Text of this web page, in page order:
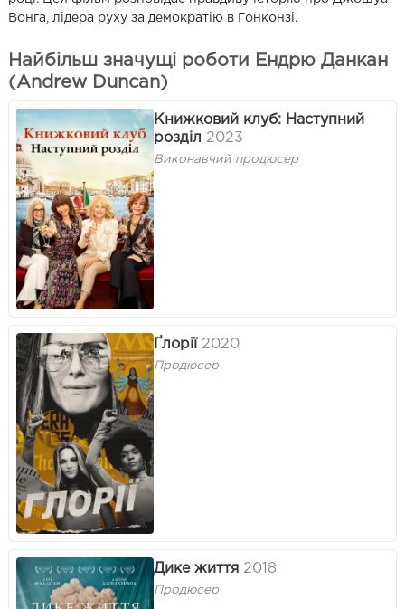
Вонга, лідера руху за демократію в Гонконзі.
Найбільш значущі роботи Ендрю Данкан
(Andrew Duncan)
Книжковий клуб: Наступний
розділ 2023
Виконавчий продюсер
Ґлорії 2020
Продюсер
Дике життя 2018
Продюсер